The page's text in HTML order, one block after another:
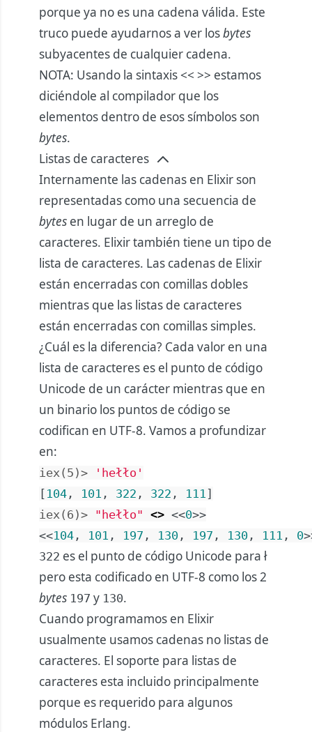
porque ya no es una cadena válida. Este
truco puede ayudarnos a ver losbytes
subyacentes de cualquier cadena.
NOTA: Usando la sintaxis << >> estamos
diciéndole al compilador que los
elementos dentro de esos símbolos son
bytes.
Listas de caracteres
Internamente las cadenas en Elixir son
representadas como una secuencia de
bytes en lugar de un arreglo de
caracteres. Elixir también tiene un tipo de
lista de caracteres. Las cadenas de Elixir
están encerradas con comillas dobles
mientras que las listas de caracteres
están encerradas con comillas simples.
¿Cuál es la diferencia? Cada valor en una
lista de caracteres es el punto de código
Unicode de un carácter mientras que en
un binario los puntos de código se
codifican en UTF-8. Vamos a profundizar
en:
iex(5)>
'hełło'
[ 104 , 101 , 322 , 322 , 111]
iex(6)> "hełło" <> <<0>>
<<104 , 101 , 197 , 130 , 197 , 130 , 111 , 0
322 es el punto de código Unicode para ł
pero esta codificado en UTF-8 como los 2
bytes 197 y 130.
Cuando programamos en Elixir
usualmente usamos cadenas no listas de
caracteres. El soporte para listas de
caracteres esta incluido principalmente
porque es requerido para algunos
módulos Erlang.